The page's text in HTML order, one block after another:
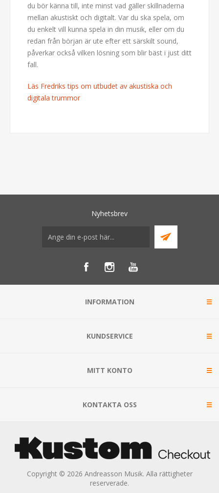
du bör känna till, inte minst vad gäller skillnaderna
mellan akustiskt och digitalt. Var du ska spela, om
du enkelt vill kunna spela in din musik, eller om du
redan från början är ute efter ett särskilt sound,
påverkar också vilken lösning som blir bäst i just ditt
fall.
Läs Fredriks tips om utbudet av akustiska och
digitala trummor
Nyhetsbrev
INFORMATION
KUNDSERVICE
MITT KONTO
KONTAKTA OSS
Copyright © 2026 Andreasson Musik. Alla rättigheter
reserverade.